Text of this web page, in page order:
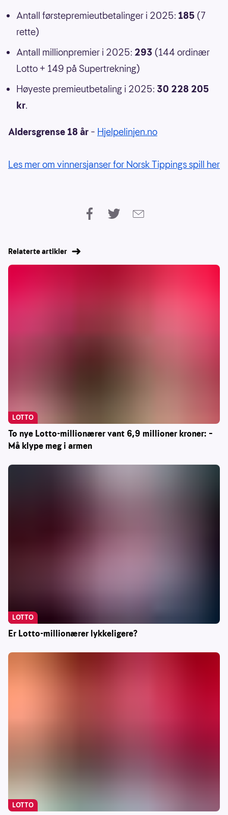
Antall førstepremieutbetalinger i 2025: 185 (7
rette)
Antall millionpremier i 2025: 293 (144 ordinær
Lotto + 149 på Supertrekning)
Høyeste premieutbetaling i 2025: 30 228 205
kr.
Aldersgrense 18 år – Hjelpelinjen.no
Les mer om vinnersjanser for Norsk Tippings spill her
Relaterte artikler
To nye Lotto-millionærer vant 6,9 millioner kroner: –
Må klype meg i armen
LOTTO
Er Lotto-millionærer lykkeligere?
LOTTO
LOTTO